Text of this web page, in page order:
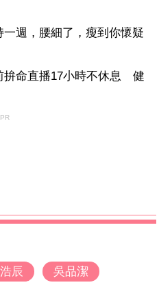
週，腰細了，瘦到你懷疑
拚命直播17小時不休息 健
PR
辰 吳品潔